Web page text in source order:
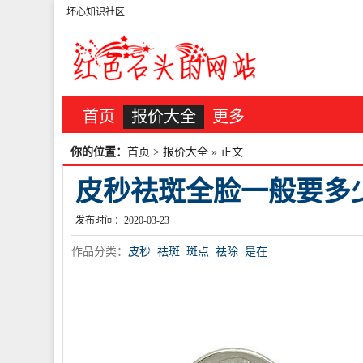
坏心知识社区
首页 报价大全 更多
你的位置： 首页 > 报价大全 » 正文
皮秒祛斑全脸一般要多
发布时间：2020-03-23
作品分类： 皮秒 祛斑 斑点 祛除 是在